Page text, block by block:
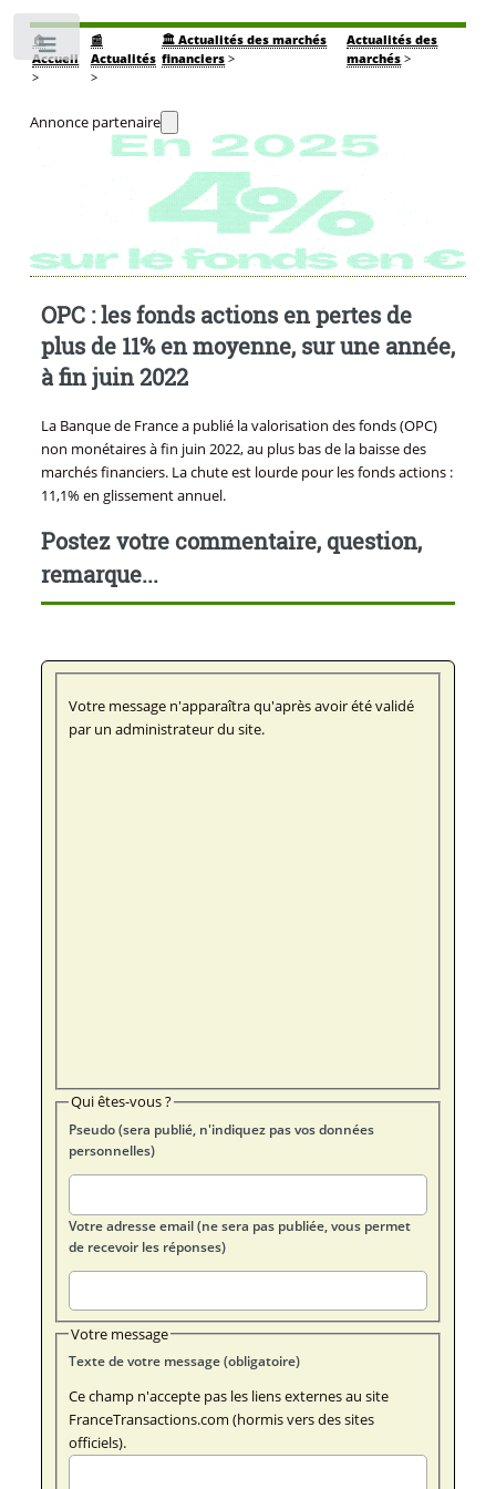
🏠
Accueil
>
📰
Actualités
>
🏛️ Actualités des marchés
financiers >
Actualités des
marchés >
Annonce partenaire
OPC : les fonds actions en pertes de
plus de 11% en moyenne, sur une année,
à fin juin 2022
La Banque de France a publié la valorisation des fonds (OPC)
non monétaires à fin juin 2022, au plus bas de la baisse des
marchés financiers. La chute est lourde pour les fonds actions :
11,1% en glissement annuel.
Postez votre commentaire, question,
remarque...
Votre message n'apparaîtra qu'après avoir été validé
par un administrateur du site.
Qui êtes-vous ?
Pseudo (sera publié, n'indiquez pas vos données
personnelles)
Votre adresse email (ne sera pas publiée, vous permet
de recevoir les réponses)
Votre message
Texte de votre message (obligatoire)
Ce champ n'accepte pas les liens externes au site
FranceTransactions.com (hormis vers des sites
officiels).
Toggle